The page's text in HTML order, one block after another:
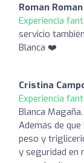
Roman Roman
Experiencia
servicio
Blanca ❤️
Cristina
Experiencia
Blanca
Además de
peso y
y seguridad en